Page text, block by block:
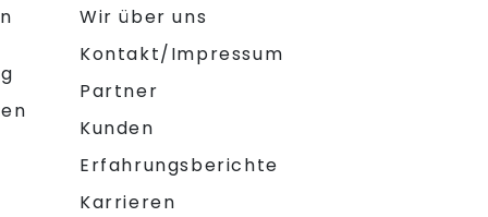
Wir über uns
Kontakt/Impressum
Partner
Kunden
Erfahrungsberichte
Karrieren